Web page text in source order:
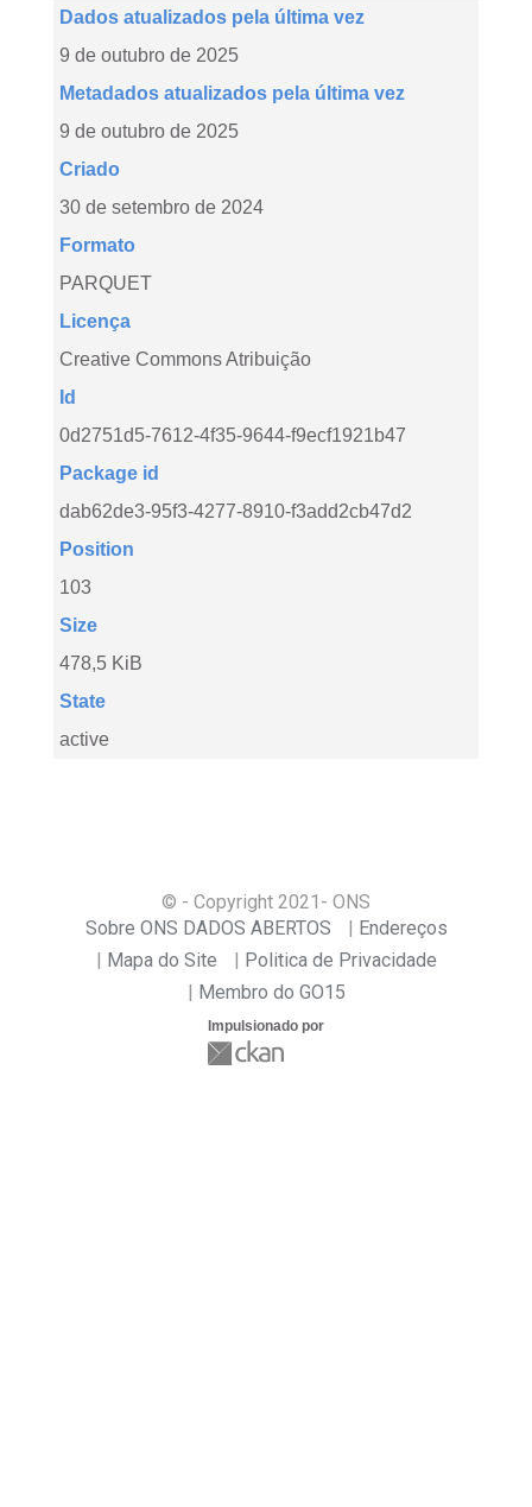
Dados atualizados pela última vez
9 de outubro de 2025
Metadados atualizados pela última vez
9 de outubro de 2025
Criado
30 de setembro de 2024
Formato
PARQUET
Licença
Creative Commons Atribuição
Id
0d2751d5-7612-4f35-9644-f9ecf1921b47
Package id
dab62de3-95f3-4277-8910-f3add2cb47d2
Position
103
Size
478,5 KiB
State
active
© - Copyright 2021 - ONS
Sobre ONS DADOS ABERTOS
Endereços
Mapa do Site
Politica de Privacidade
Membro do GO15
Impulsionado por